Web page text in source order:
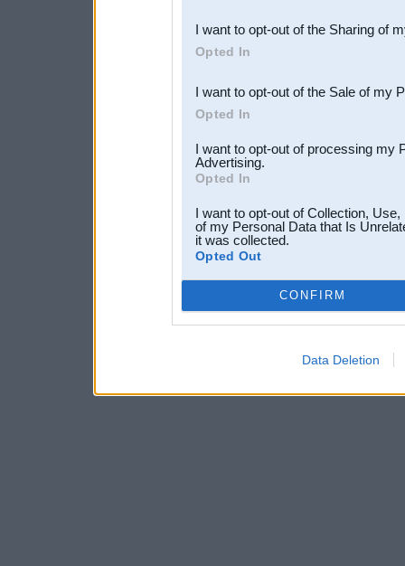
Downstream Participants
third parties.
I want to opt-out of the Sharing of
Opted In
I want to opt-out of the Sale of my
Opted In
I want to opt-out of processing my
Advertising.
Opted In
I want to opt-out of Collection,
of my Personal Data that Is
it was collected.
Opted Out
CONFIRM
Data Deletion